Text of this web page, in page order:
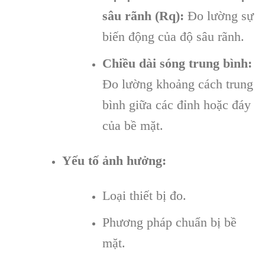
sâu rãnh (Rq): Đo lường sự
biến động của độ sâu rãnh.
Chiều dài sóng trung bình:
Đo lường khoảng cách trung
bình giữa các đỉnh hoặc đáy
của bề mặt.
Yếu tố ảnh hưởng:
Loại thiết bị đo.
Phương pháp chuẩn bị bề
mặt.